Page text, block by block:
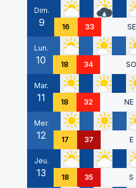
Dim.
9 16 33 SE
Lun.
10 18 34 SO
Mar.
11 18 32 NE
Mer.
12 17 37 E
Jeu.
13 18 35 S